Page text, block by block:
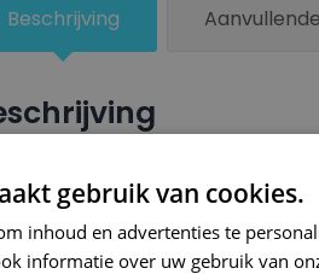
Beschrijving
groter beschadigd oppervlak van
met blanke lak van Small
te spuiten zodat de kleurlak
gebruik van cookies.
inhoud en advertenties te
informatie over uw gebruik van